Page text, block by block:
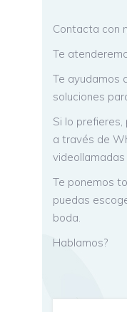
Contacta con
Te
Te ayudamos
soluciones
Si lo
a través de
videollamadas
Te ponemos
puedas
boda.
Hablamos?